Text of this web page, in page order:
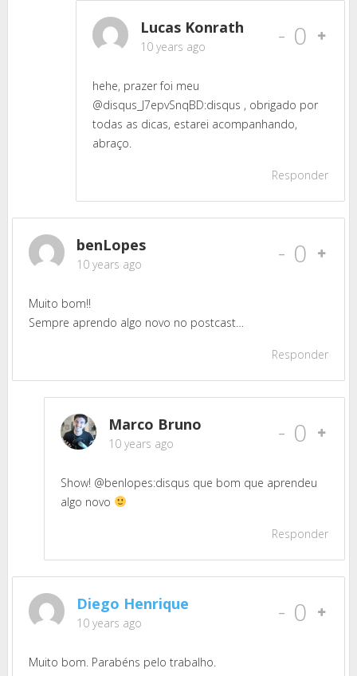
Lucas Konrath
10 years ago - 0
hehe, prazer foi meu
@disqus_J7epvSnqBD:disqus , obrigado por
todas as dicas, estarei acompanhando,
abraço.
Responder
benLopes
10 years ago - 0
Muito bom!!
Sempre aprendo algo novo no postcast…
Responder
Marco Bruno
10 years ago - 0
Show! @benlopes:disqus que bom que aprendeu
algo novo
Responder
Diego Henrique
10 years ago - 0
Muito bom. Parabéns pelo trabalho.